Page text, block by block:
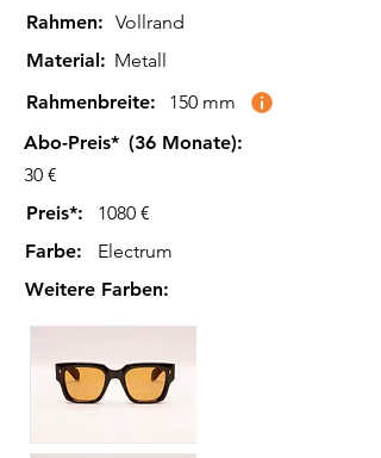
Rahmen: Vollrand
Material: Metall
Rahmenbreite:
150 mm
Abo-Preis* (36 Monate):
30 €
Preis*:
1080 €
Farbe:
Electrum
Weitere Farben: